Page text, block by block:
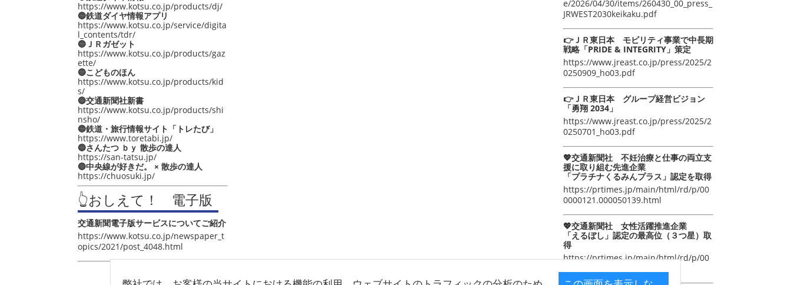
https://www.kotsu.co.jp/products/dj/
🔵鉄道ダイヤ情報アプリ
https://www.kotsu.co.jp/service/digita
l_contents/tdr/
🔵ＪＲガゼット
https://www.kotsu.co.jp/products/gaz
ette/
🔵こどものほん
https://www.kotsu.co.jp/products/kid
s/
🔵交通新聞社新書
https://www.kotsu.co.jp/products/shi
nsho/
🔵鉄道・旅行情報サイト「トレたび」
https://www.toretabi.jp/
🔵さんたつ ｂｙ 散歩の達人
https://san-tatsu.jp/
🔵中央線が好きだ。 × 散歩の達人
https://chuosuki.jp/
👆おしえて！ 電子版
交通新聞電子版サービスについてご紹介
https://www.kotsu.co.jp/newspaper_t
opics/2021/post_4048.html
e/2026/04/30/items/260430_00_press_
JRWEST2030keikaku.pdf
👉ＪＲ東日本 モビリティ事業で中長期
戦略「PRIDE & INTEGRITY」策定
https://www.jreast.co.jp/press/2025/2
0250909_ho03.pdf
👉ＪＲ東日本 グループ経営ビジョン
「勇翔 2034」
https://www.jreast.co.jp/press/2025/2
0250701_ho03.pdf
💖交通新聞社 不妊治療と仕事の両立支
援に取り組む先進企業
「プラチナくるみんプラス」認定を取得
https://prtimes.jp/main/html/rd/p/00
0000121.000050139.html
💖交通新聞社 女性活躍推進企業
「えるぼし」認定の最高位（３つ星）取
得
https://prtimes.jp/main/html/rd/p/00